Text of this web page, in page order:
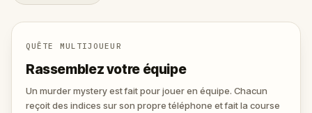
de découvrir la vérité.
Est-ce que ce meutre a été commis par Walter, le
fiancé obsessif ?
spectacle ?
Ou encore par quelqu’un d’autre, tapis dans l’ombre
QUÊTE MULTIJOUEUR
Rassemblez votre équipe
Un murder mystery est fait pour jouer en équipe. Chacun
reçoit des indices sur son propre téléphone et fait la course